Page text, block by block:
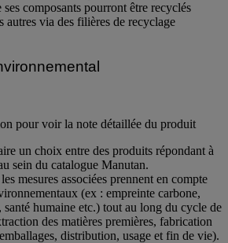
composants pourront être recyclés
autres via des filières de recyclage
pour voir la note détaillée du produit
un choix entre des produits répondant à
sein du catalogue Manutan.
mesures associées prennent en compte
(ex : empreinte carbone,
humaine etc.) tout au long du cycle de
des matières premières, fabrication
distribution, usage et fin de vie).